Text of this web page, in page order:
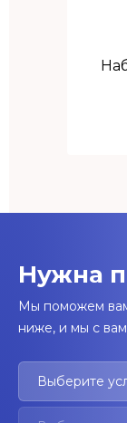
Нужна
Мы поможем
ниже, и мы с
Выберите